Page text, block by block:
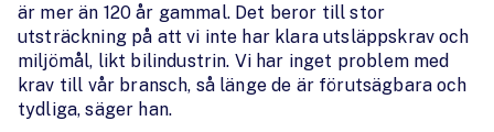
är mer än 120 år gammal. Det beror till stor
utsträckning på att vi inte har klara utsläppskrav och
miljömål, likt bilindustrin. Vi har inget problem med
krav till vår bransch, så länge de är förutsägbara och
tydliga, säger han.